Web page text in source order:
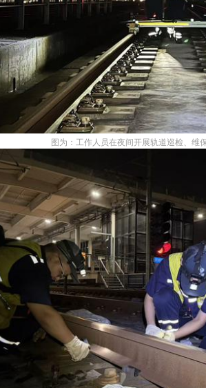
图为：工作人员在夜间开展轨道巡检、维